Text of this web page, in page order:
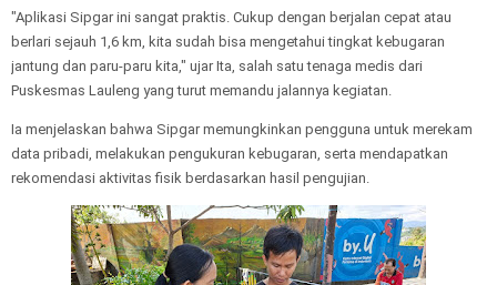
"Aplikasi Sipgar ini sangat praktis. Cukup dengan berjalan cepat atau
berlari sejauh 1,6 km, kita sudah bisa mengetahui tingkat kebugaran
jantung dan paru-paru kita," ujar Ita, salah satu tenaga medis dari
Puskesmas Lauleng yang turut memandu jalannya kegiatan.
Ia menjelaskan bahwa Sipgar memungkinkan pengguna untuk merekam
data pribadi, melakukan pengukuran kebugaran, serta mendapatkan
rekomendasi aktivitas fisik berdasarkan hasil pengujian.